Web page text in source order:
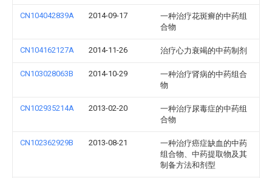
CN104042839A 2014-09-17
一种治疗花斑癣的中药组
合物
CN104162127A 2014-11-26 治疗心力衰竭的中药制剂
CN103028063B 2014-10-29
一种治疗肾病的中药组合
物
CN102935214A 2013-02-20
一种治疗尿毒症的中药组
合物
CN102362929B 2013-08-21
一种治疗癌症缺血的中药
组合物、中药提取物及其
制备方法和剂型